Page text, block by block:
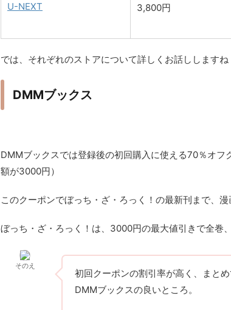
U-NEXT 3,800円
では、それぞれのストアについて詳しくお話ししますね
DMMブックス
DMMブックスでは登録後の初回購入に使える70％オフ
額が3000円）
このクーポンでぼっち・ざ・ろっく！の最新刊まで、漫
ぼっち・ざ・ろっく！は、3000円の最大値引きで全巻、
そのえ
初回クーポンの割引率が高く、まと
DMMブックスの良いところ。